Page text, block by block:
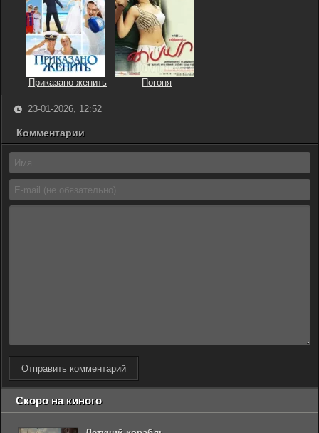
Приказано женить Погоня
23-01-2026, 12:52
Комментарии
Отправить комментарий
Скоро на киного